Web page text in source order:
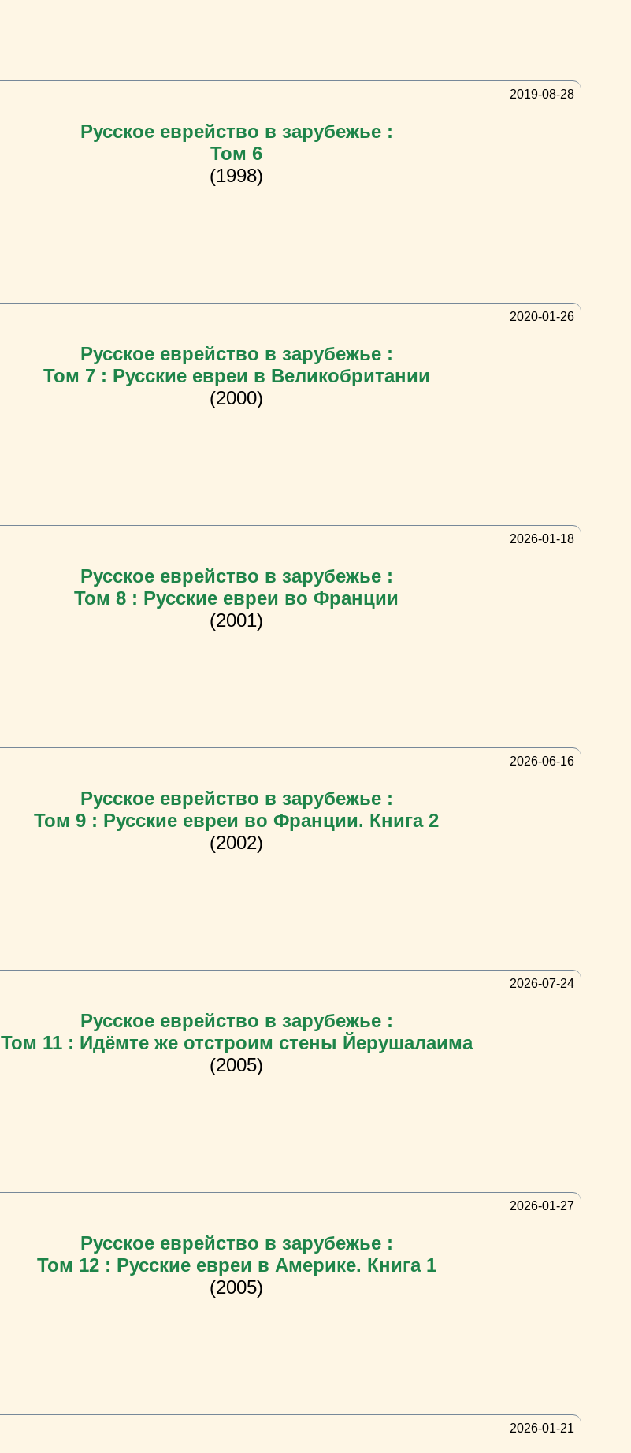
2019-08-28
Русское еврейство в зарубежье :
Том 6
(1998)
2020-01-26
Русское еврейство в зарубежье :
Том 7 : Русские евреи в Великобритании
(2000)
2026-01-18
Русское еврейство в зарубежье :
Том 8 : Русские евреи во Франции
(2001)
2026-06-16
Русское еврейство в зарубежье :
Том 9 : Русские евреи во Франции. Книга 2
(2002)
2026-07-24
Русское еврейство в зарубежье :
Том 11 : Идёмте же отстроим стены Йерушалаимa
(2005)
2026-01-27
Русское еврейство в зарубежье :
Том 12 : Русские евреи в Америке. Книга 1
(2005)
2026-01-21